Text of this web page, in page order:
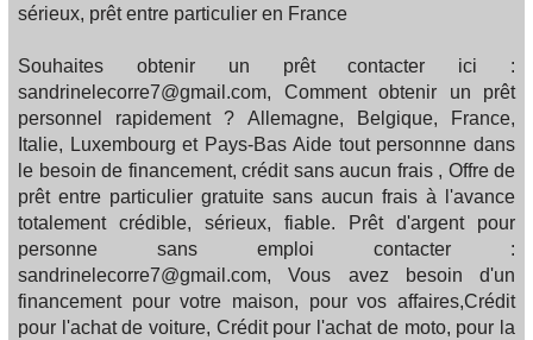
sérieux, prêt entre particulier en France
Souhaites obtenir un prêt contacter ici :
sandrinelecorre7@gmail.com, Comment obtenir un prêt
personnel rapidement ? Allemagne, Belgique, France,
Italie, Luxembourg et Pays-Bas Aide tout personnne dans
le besoin de financement, crédit sans aucun frais , Offre de
prêt entre particulier gratuite sans aucun frais à l'avance
totalement crédible, sérieux, fiable. Prêt d'argent pour
personne sans emploi contacter :
sandrinelecorre7@gmail.com, Vous avez besoin d'un
financement pour votre maison, pour vos affaires,Crédit
pour l'achat de voiture, Crédit pour l'achat de moto, pour la